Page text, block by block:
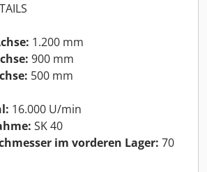
1.200 mm
900 mm
500 mm
16.000 U/min
SK 40
im vorderen Lager: 70